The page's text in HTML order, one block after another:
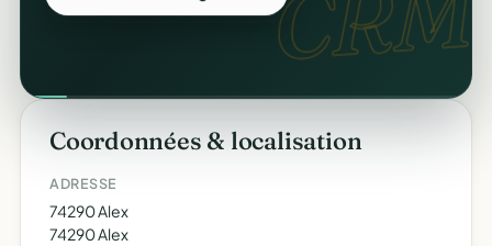
Coordonnées & localisation
ADRESSE
74290 Alex
74290 Alex